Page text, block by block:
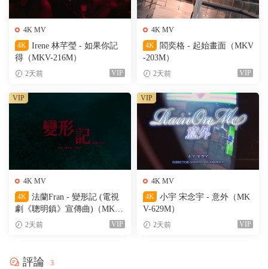
4K MV
4K
Irene 林芊瑩 - 如果你記
得（MKV-216M）
2天前 VIP
4K MV
4K
閻奕格 - 起始畫面（MKV
-203M）
2天前 VIP
4K MV
4K
法蘭Fran - 變形記 (電視
劇《聰明鎮》宣傳曲)（MKV-
205M）
2天前 VIP
VIP
4K MV
4K
小宇 宋念宇 - 意外（MK
V-629M）
2天前 VIP
VIP
評論 3